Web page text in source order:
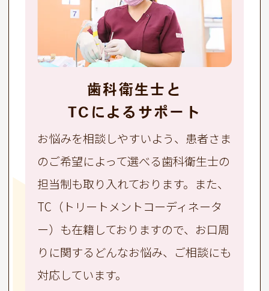
歯科衛生士と
TCによるサポート
お悩みを相談しやすいよう、患者さま
のご希望によって選べる歯科衛生士の
担当制も取り入れております。また、
TC（トリートメントコーディネータ
ー）も在籍しておりますので、お口周
りに関するどんなお悩み、ご相談にも
対応しています。